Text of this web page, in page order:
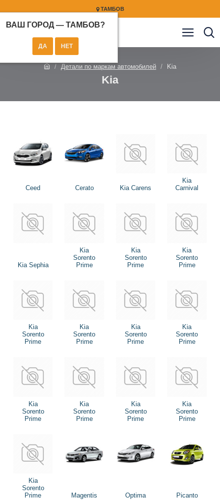
ТАМБОВ
ВАШ ГОРОД — ТАМБОВ?
Детали по маркам автомобилей Kia
Kia
Ceed Cerato Kia Carens
Kia
Carnival
Kia Sephia
Kia
Sorento
Prime
Kia
Sorento
Prime
Kia
Sorento
Prime
Kia
Sorento
Prime
Kia
Sorento
Prime
Kia
Sorento
Prime
Kia
Sorento
Prime
Kia
Sorento
Prime
Kia
Sorento
Prime
Kia
Sorento
Prime
Kia
Sorento
Prime
Kia
Sorento
Prime
Magentis Optima Picanto